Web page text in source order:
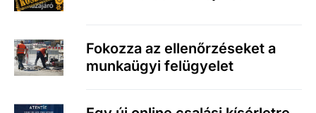
Fokozza az ellenőrzéseket a
munkaügyi felügyelet